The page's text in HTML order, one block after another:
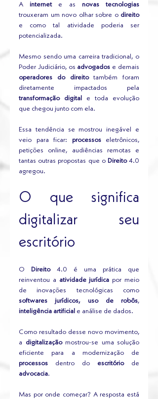
A internet e as
trouxeram um novo olhar sobre o direito
e como tal atividade poderia ser
potencializada.
Mesmo sendo uma carreira tradicional, o
Poder Judiciário, os advogados
operadores do direito também foram
transformação digital
e toda evolução
que chegou junto com ela.
Essa tendência se mostrou inegável e
veio para ficar:
processos eletrônicos,
petições online, audiências remotas e
tantas outras propostas que o Direito 4.0
agregou.
O que significa
digitalizar seu
escritório
O Direito 4.0 é uma prática que
reinventou a atividade jurídica por meio
softwares jurídicos, uso de robôs
inteligência artificial e análise de dados.
Como resultado desse novo movimento,
a
digitalização mostrou-se uma solução
processos dentro do escritório
advocacia.
Mas por onde começar? A resposta está